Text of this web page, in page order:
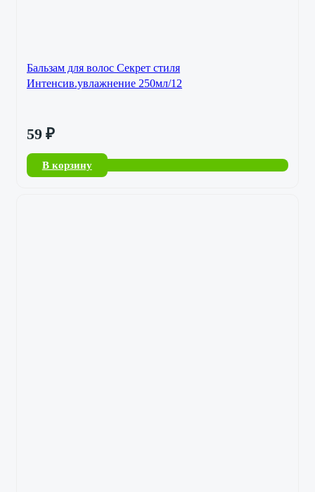
Бальзам для волос Секрет стиля
Интенсив.увлажнение 250мл/12
59 ₽
В корзину